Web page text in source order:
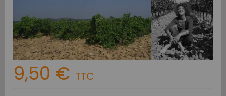
9,50 € TTC